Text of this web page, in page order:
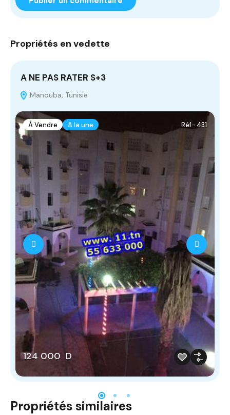
Propriétés en vedette
A NE PAS RATER S+3
Manouba, Tunisie
À Vendre A la une Réf- 431
124 000 D
Propriétés similaires